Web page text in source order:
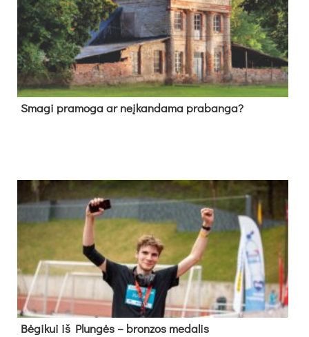
Sma­gi pra­mo­ga ar neį­kan­da­ma pra­ban­ga?
Bė­gi­kui iš Plun­gės – bron­zos me­da­lis